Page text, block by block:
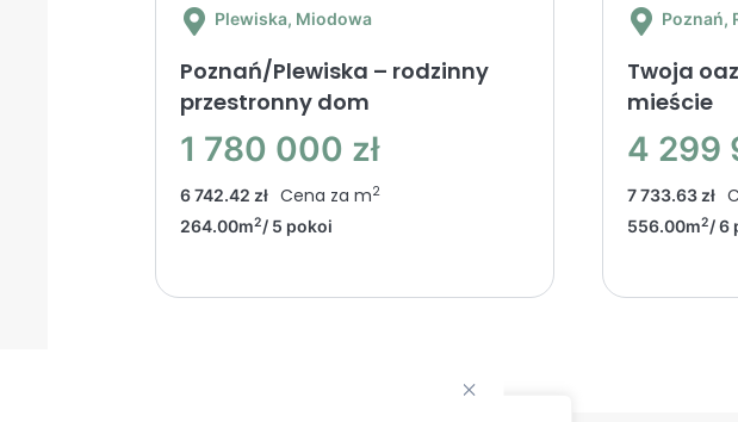
Plewiska, Miodowa
Poznań/Plewiska – rodzinny
przestronny dom
1 780 000 zł
6 742.42 zł Cena za m2
264.00m2/ 5 pokoi
Poznań,
Twoja
mieście
4 299
7 733.63 zł
556.00m2/ 6